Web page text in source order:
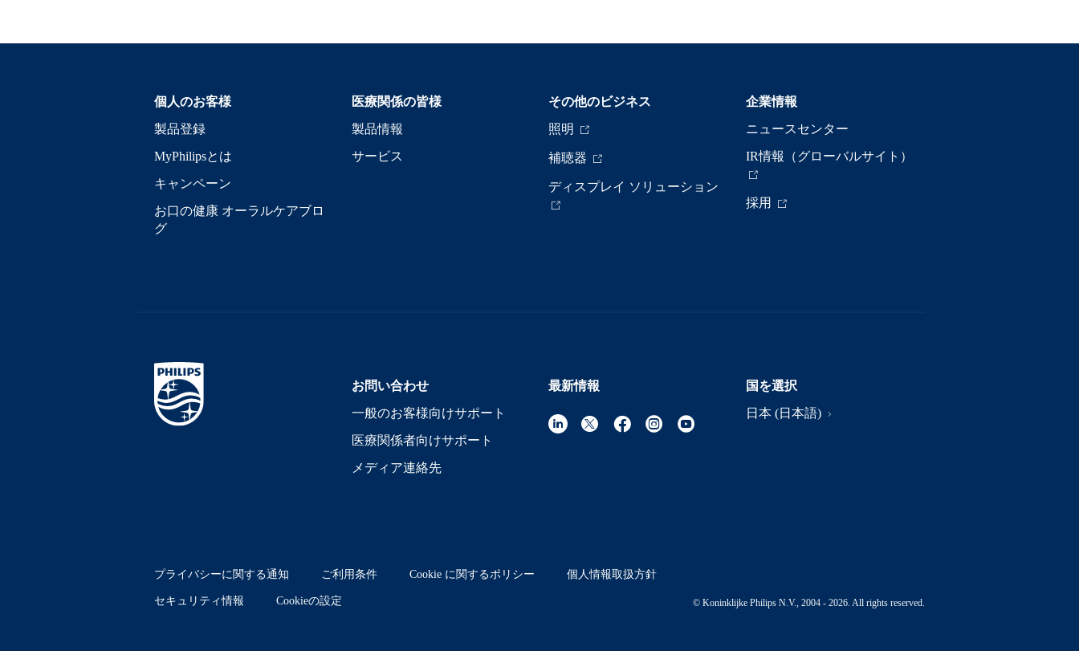
個人のお客様
製品登録
MyPhilipsとは
キャンペーン
お口の健康 オーラルケアブロ
グ
医療関係の皆様
製品情報
サービス
その他のビジネス
照明
補聴器
ディスプレイ ソリューション
企業情報
ニュースセンター
IR情報（グローバルサイト）
採用
お問い合わせ
一般のお客様向けサポート
医療関係者向けサポート
メディア連絡先
最新情報
国を選択
日本 (日本語)
プライバシーに関する通知 ご利用条件 Cookie に関するポリシー 個人情報取扱方針
セキュリティ情報 Cookieの設定 © Koninklijke Philips N.V., 2004 - 2026. All rights reserved.